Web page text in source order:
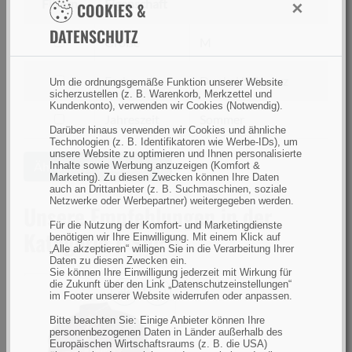
COOKIES &
DATENSCHUTZ
×
Um die ordnungsgemäße Funktion unserer Website
sicherzustellen (z. B. Warenkorb, Merkzettel und
Kundenkonto), verwenden wir Cookies (Notwendig).
Darüber hinaus verwenden wir Cookies und ähnliche
Technologien (z. B. Identifikatoren wie Werbe-IDs), um
unsere Website zu optimieren und Ihnen personalisierte
Inhalte sowie Werbung anzuzeigen (Komfort &
Marketing). Zu diesen Zwecken können Ihre Daten
auch an Drittanbieter (z. B. Suchmaschinen, soziale
Netzwerke oder Werbepartner) weitergegeben werden.
Für die Nutzung der Komfort- und Marketingdienste
benötigen wir Ihre Einwilligung. Mit einem Klick auf
„Alle akzeptieren“ willigen Sie in die Verarbeitung Ihrer
Daten zu diesen Zwecken ein.
Sie können Ihre Einwilligung jederzeit mit Wirkung für
die Zukunft über den Link „Datenschutzeinstellungen“
im Footer unserer Website widerrufen oder anpassen.
Bitte beachten Sie: Einige Anbieter können Ihre
personenbezogenen Daten in Länder außerhalb des
Europäischen Wirtschaftsraums (z. B. die USA)
Teile gegebenenfalls durch geeignete Ersatzteile.
Modifizieren Sie das Produkt nicht. Verwenden Sie es
nur, wenn Sie im Vollbesitz ihrer geistigen und
Bestimmungsgemäße Verwendung
Verwenden Sie die Angelbekleidung ausschließlich
für das Angeln und andere Outdoor-Aktivitäten.
Die Bekleidung ist darauf ausgelegt, Sie vor
Wettereinflüssen, Nässe oder Kälte zu schützen,
jedoch nicht für extreme oder unpassende
Einsatzgebiete geeignet.
Sicherer Umgang
Achten Sie darauf, dass die Bekleidung gut sitzt, um
Bewegungsfreiheit zu gewährleisten. Zu enge oder
zu weite Kleidung kann die Sicherheit beim Angeln
beeinträchtigen.
Filtern Eigenschaft
filtern
nach
Größe
Größe
filtern
nach
Farbe Dunkel/Schwarz
nach
Jahreszeit
Ähnliche Artikel suchen
Unsere Empfehlungen in der
Kategorie T-Shirts
Gear
Tournament